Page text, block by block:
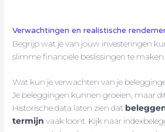
Verwachtingen en realistische
Begrijp wat je van jouw investeringen
slimme financiële beslissingen te maken.
Wat kun je verwachten van je
Je beleggingen kunnen groeien, maar
Historische data laten zien dat
termijn vaak loont. Kijk naar